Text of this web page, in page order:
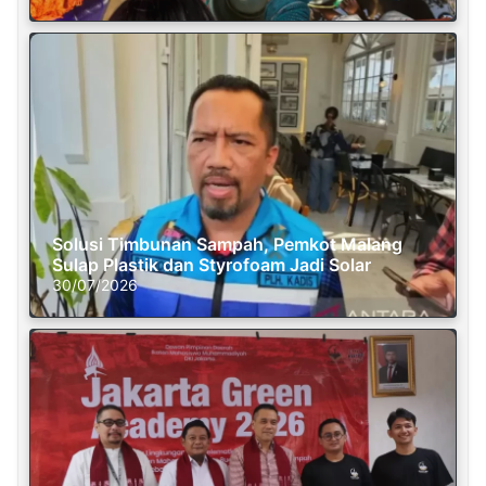
Solusi Timbunan Sampah, Pemkot Malang
Sulap Plastik dan Styrofoam Jadi Solar
30/07/2026